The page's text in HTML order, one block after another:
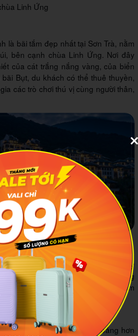
Linh Ứng
là bãi tắm đẹp nhất tại Sơn Trà, nằm
bên cạnh chùa Linh Ứng. Nơi đây
của cát trắng nắng vàng, của biển
Bụt, du khách có thể thuê thuyền,
các trò chơi thú vị cùng người thân,
nghỉ dưỡng tại bãi Bụt
có thể đứng từ chùa Linh Ứng hay
nhìn trọng vẻ đẹp rực rỡ và lung
định đừng bỏ lỡ cơ hội chiêm
Sơn Trà, cách bãi Bụt khoảng hơn